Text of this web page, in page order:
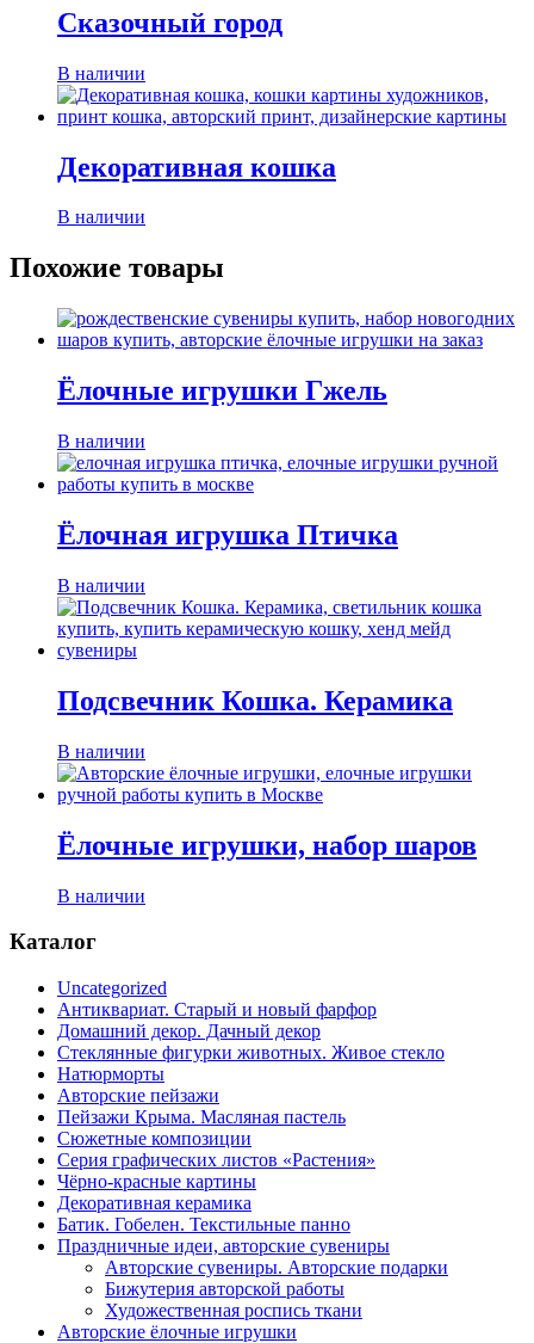
Сказочный город
В наличии
Декоративная кошка
В наличии
Похожие товары
Ёлочные игрушки Гжель
В наличии
Ёлочная игрушка Птичка
В наличии
Подсвечник Кошка. Керамика
В наличии
Ёлочные игрушки, набор шаров
В наличии
Каталог
Uncategorized
Антиквариат. Старый и новый фарфор
Домашний декор. Дачный декор
Стеклянные фигурки животных. Живое стекло
Натюрморты
Авторские пейзажи
Пейзажи Крыма. Масляная пастель
Сюжетные композиции
Серия графических листов «Растения»
Чёрно-красные картины
Декоративная керамика
Батик. Гобелен. Текстильные панно
Праздничные идеи, авторские сувениры
Авторские сувениры. Авторские подарки
Бижутерия авторской работы
Художественная роспись ткани
Авторские ёлочные игрушки